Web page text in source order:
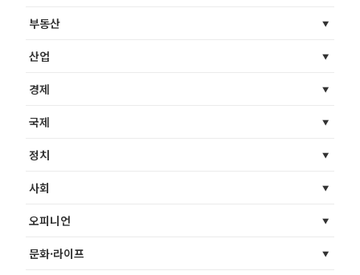
부동산
산업
경제
국제
정치
사회
오피니언
문화·라이프